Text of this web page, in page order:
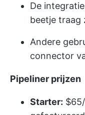
De
beetje traag
Andere
connector
Pipeliner prijzen
Starter: